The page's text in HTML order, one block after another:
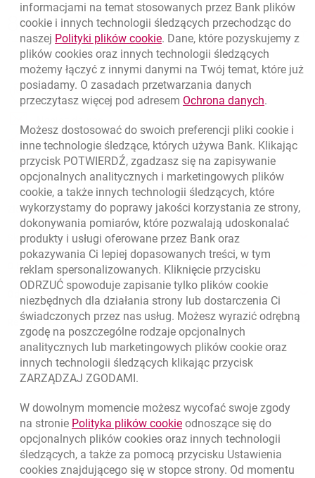
Nawigacja dolna
Zadzwoń do nas
801 331 331
(+48) 22 598 40 40
Migam
Znajdź placówkę lub bankomat otwiera się w nowej karcie
Oceń nas otwiera się w nowej karcie
Złóż wniosek przez internet
Skontaktuj się ze Specjalistą
O banku
Odpowiedzialny biznes
Regulacje zewnętrzne
informacjami na temat stosowanych przez Bank plików
cookie i innych technologii śledzących przechodząc do
naszej Polityki plików cookielink otwiera się w nowym oknie
. Dane, które pozyskujemy z
plików cookies oraz innych technologii śledzących
możemy łączyć z innymi danymi na Twój temat, które już
posiadamy. O zasadach przetwarzania danych
przeczytasz więcej pod adresem Ochrona danychlink
.
Możesz dostosować do swoich preferencji pliki cookie i
inne technologie śledzące, których używa Bank. Klikając
przycisk POTWIERDŹ, zgadzasz się na zapisywanie
opcjonalnych analitycznych i marketingowych plików
cookie, a także innych technologii śledzących, które
wykorzystamy do poprawy jakości korzystania ze strony,
dokonywania pomiarów, które pozwalają udoskonalać
produkty i usługi oferowane przez Bank oraz
pokazywania Ci lepiej dopasowanych treści, w tym
reklam spersonalizowanych. Kliknięcie przycisku
ODRZUĆ spowoduje zapisanie tylko plików cookie
niezbędnych dla działania strony lub dostarczenia Ci
świadczonych przez nas usług. Możesz wyrazić odrębną
zgodę na poszczególne rodzaje opcjonalnych
analitycznych lub marketingowych plików cookie oraz
innych technologii śledzących klikając przycisk
ZARZĄDZAJ ZGODAMI.
W dowolnym momencie możesz wycofać swoje zgody
na stronie Polityka plików cookielink otwiera się w nowym
odnoszące się do
opcjonalnych plików cookies oraz innych technologii
śledzących, a także za pomocą przycisku Ustawienia
cookies znajdującego się w stopce strony. Od momentu